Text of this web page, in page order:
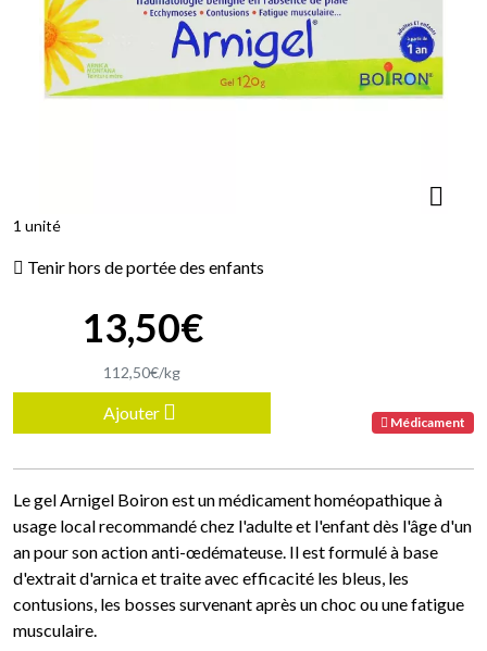
1 unité
Tenir hors de portée des enfants
13,50€
112,50€/kg
Ajouter Médicament
Le gel Arnigel Boiron est un médicament homéopathique à
usage local recommandé chez l'adulte et l'enfant dès l'âge d'un
an pour son action anti-œdémateuse. Il est formulé à base
d'extrait d'arnica et traite avec efficacité les bleus, les
contusions, les bosses survenant après un choc ou une fatigue
musculaire.